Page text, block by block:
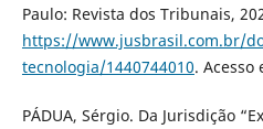
Paulo: Revista dos Tribunais,
https://www.jusbrasil.com.br/
tecnologia/1440744010. Acesso
PÁDUA, Sérgio. Da Jurisdição